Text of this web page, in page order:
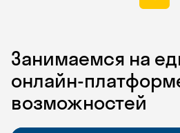
Занимаемся на
онлайн-
возможностей